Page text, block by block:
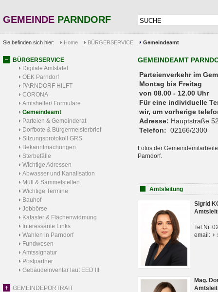
GEMEINDE PARNDORF
Sie befinden sich hier: Home BÜRGERSERVICE Gemeindeamt
BÜRGERSERVICE
Digitale Amtstafel
ÖEK Parndorf
PARNDORF HILFT
CORONA
Amtshelfer/ Formulare
Gemeindeamt
Parteien & Gemeinderat
Dorfbote & Bürgermeisterbrief
Sitzungsprotokoll GRS
Bekanntmachungen
Sterbefälle
Wichtige Adressen
Abwasser und Kanalisation
Müll & Sammelstellen
Wichtige Termine
Bauhof
Jobbörse
Kataster & Flächenwidmung
Interessante Links
Wahlen in Parndorf
Fundwesen
Amtssignatur
Postpartner
Gebäudeinventar laut EED III
GEMEINDEPORTRAIT
GEMEINDEAMT
Parteienverkehr
Montag bis Freitag
von 08.00 - 12.00 Uhr
Für eine individuelle
wir, um vorherige
Adresse: Hauptstraße
Telefon: 02166/2300
Fotos der
Parndorf.
Amtsleitung
Sigrid
Tel.Nr.
email:
Mag.